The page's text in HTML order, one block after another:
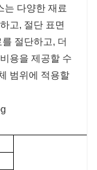
는 다양한 재료
고, 절단 표면
절단하고, 더
용을 제공할 수
범위에 적용할